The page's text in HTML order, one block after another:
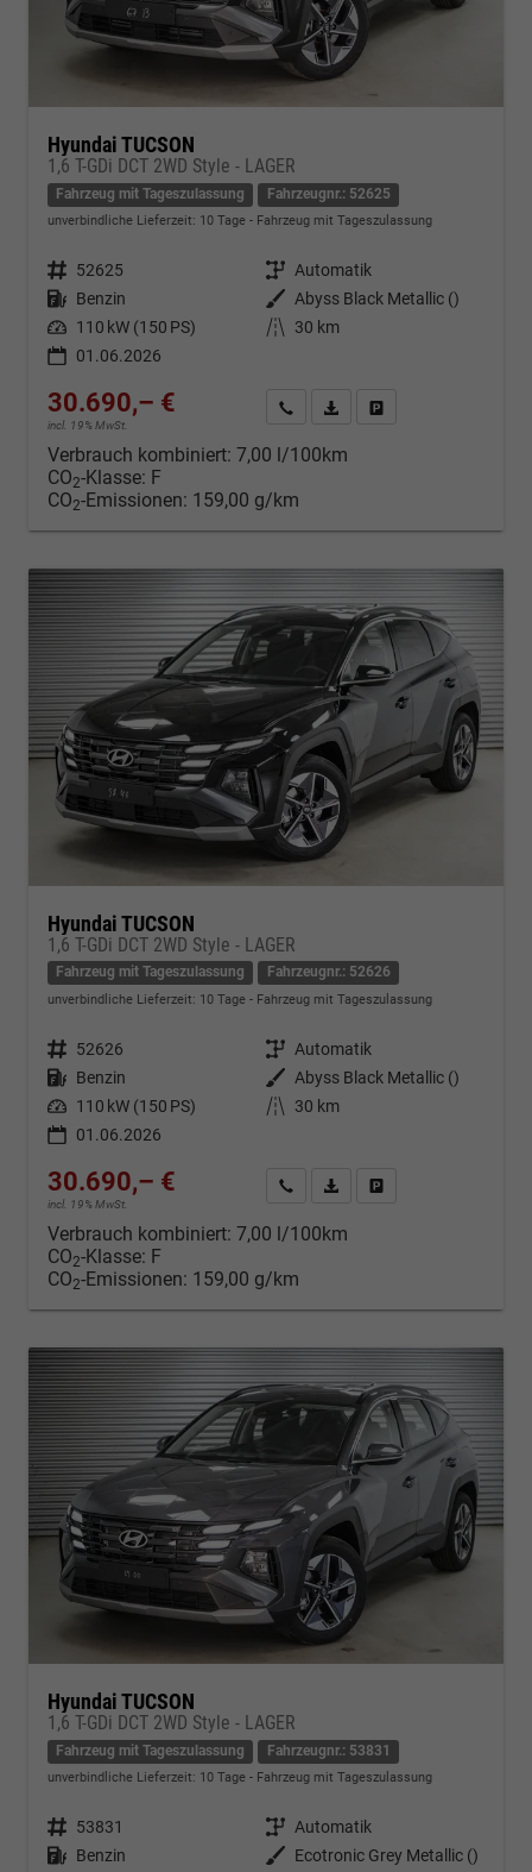
Hyundai TUCSON
1,6 T-GDi DCT 2WD Style - LAGER
Fahrzeug mit Tageszulassung Fahrzeugnr.: 52625
unverbindliche Lieferzeit: 10 Tage Fahrzeug mit Tageszulassung
Fahrzeugnr. 52625 Getriebe Automatik
Kraftstoff Benzin Außenfarbe
Abyss Black Metallic ()
Leistung 110 kW (150 PS) Kilometerstand
30 km
01.06.2026
30.690,– €
incl. 19% MwSt.
Kontakt & Angebot anfordern
PDF-Datei, Fahrzeugexposé
Verbrauch kombiniert: 7,00 l/100km
CO2-Klasse: F
CO2-Emissionen: 159,00 g/km
Hyundai TUCSON
1,6 T-GDi DCT 2WD Style - LAGER
Fahrzeug mit Tageszulassung Fahrzeugnr.: 52626
unverbindliche Lieferzeit: 10 Tage Fahrzeug mit Tageszulassung
Fahrzeugnr. 52626 Getriebe Automatik
Kraftstoff Benzin Außenfarbe Abyss Black Metallic ()
Leistung 110 kW (150 PS) Kilometerstand
30 km
01.06.2026
30.690,– €
incl. 19% MwSt.
Kontakt & Angebot anfordern
PDF-Datei, Fahrzeugexposé
Verbrauch kombiniert: 7,00 l/100km
CO2-Klasse: F
CO2-Emissionen: 159,00 g/km
Hyundai TUCSON
1,6 T-GDi DCT 2WD Style - LAGER
Fahrzeug mit Tageszulassung Fahrzeugnr.: 53831
unverbindliche Lieferzeit: 10 Tage Fahrzeug mit Tageszulassung
Fahrzeugnr. 53831 Getriebe Automatik
Kraftstoff Benzin Außenfarbe
Ecotronic Grey Metallic ()